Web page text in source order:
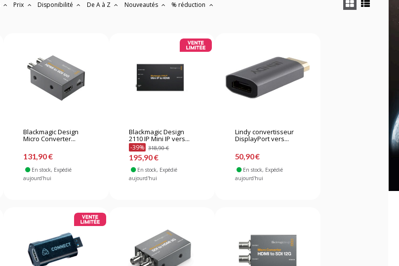
Prix Disponibilité De A à Z Nouveautés % réduction
Blackmagic Design
Micro Converter...
131,90 €
En stock, Expédié
aujourd'hui
Blackmagic Design
2110 IP Mini IP vers...
-39% 318,90 €
195,90 €
En stock, Expédié
aujourd'hui
Lindy convertisseur
DisplayPort vers...
50,90 €
En stock, Expédié
aujourd'hui